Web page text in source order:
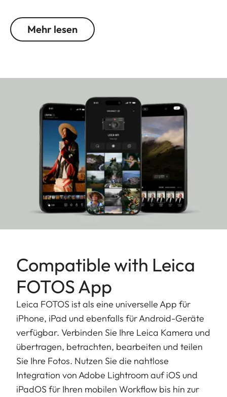
neue Möglichkeiten in der M-Fotografie. So
werden selbst kleinste Details deutlich sichtbar
Mehr lesen
Compatible with Leica
FOTOS App
Leica FOTOS ist als eine universelle App für
iPhone, iPad und ebenfalls für Android-Geräte
verfügbar. Verbinden Sie Ihre Leica Kamera und
übertragen, betrachten, bearbeiten und teilen
Sie Ihre Fotos. Nutzen Sie die nahtlose
Integration von Adobe Lightroom auf iOS und
iPadOS für Ihren mobilen Workflow bis hin zur